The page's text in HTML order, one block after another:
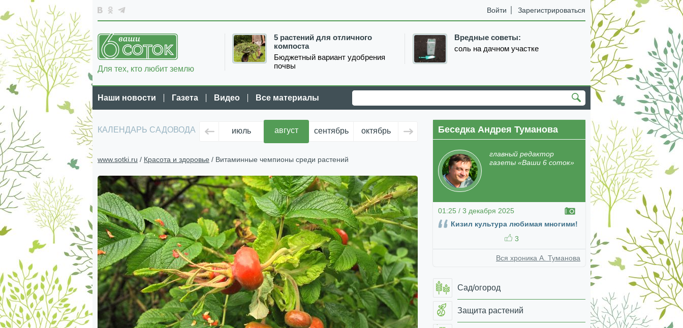
Войти Зарегистрироваться
5 растений для отличного
компоста
Бюджетный вариант удобрения
почвы
Вредные советы:
соль на дачном участке
Для тех, кто любит землю
Наши новости Газета Видео Все материалы
КАЛЕНДАРЬ САДОВОДА июль август сентябрь октябрь ноябрь декабрь январь февраль март апрель
www.sotki.ru / Красота и здоровье / Витаминные чемпионы среди растений
Беседка Андрея Туманова
главный редактор
газеты «Ваши 6 соток»
01:25 / 3 декабря 2025
Кизил культура любимая многими!
3
Вся хроника А. Туманова
Сад/огород
Защита растений